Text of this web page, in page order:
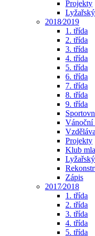
Projekty
2018⁄2019
1. třída
2. třída
3. třída
4. třída
5. třída
6. třída
7. třída
8. třída
9. třída
Vánoční
Projekty
Klub
Zápis
2017⁄2018
1. třída
2. třída
3. třída
4. třída
5. třída